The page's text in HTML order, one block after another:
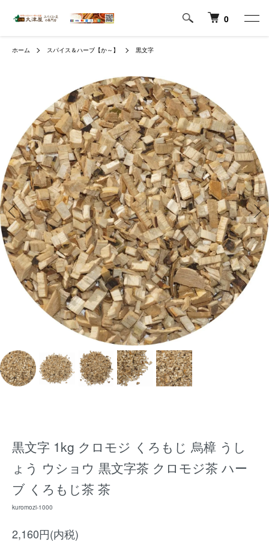
0
ホーム スパイス＆ハーブ【か～】 黒文字
黒文字 1kg クロモジ くろもじ 烏樟 うし
ょう ウショウ 黒文字茶 クロモジ茶 ハー
ブ くろもじ茶 茶
kuromozi-1000
2,160円(内税)